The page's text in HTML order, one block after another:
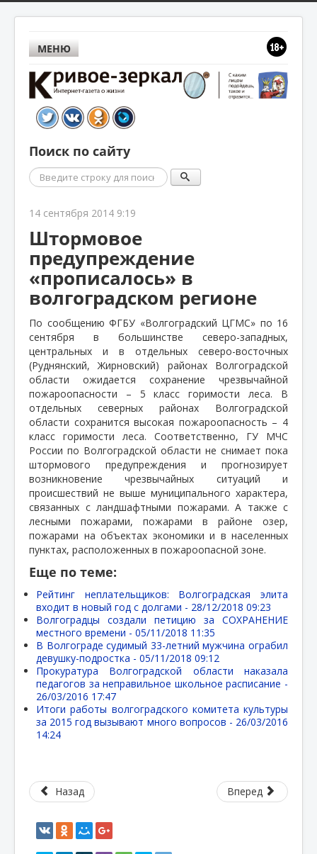
МЕНЮ
Поиск по сайту
Поиск
14 сентября 2014 9:19
Штормовое
предупреждение
«прописалось» в
волгоградском регионе
По сообщению ФГБУ «Волгоградский ЦГМС» по 16
сентября в большинстве северо-западных,
центральных и в отдельных северо-восточных
(Руднянский, Жирновский) районах Волгоградской
области ожидается сохранение чрезвычайной
пожароопасности – 5 класс горимости леса. В
отдельных северных районах Волгоградской
области сохранится высокая пожароопасность – 4
класс горимости леса. Соответственно, ГУ МЧС
России по Волгоградской области не снимает пока
штормового предупреждения и прогнозирует
возникновение чрезвычайных ситуаций и
происшествий не выше муниципального характера,
связанных с ландшафтными пожарами. А также с
лесными пожарами, пожарами в районе озер,
пожарами на объектах экономики и в населенных
пунктах, расположенных в пожароопасной зоне.
Еще по теме:
Рейтинг неплательщиков: Волгоградская элита
входит в новый год с долгами - 28/12/2018 09:23
Волгоградцы создали петицию за СОХРАНЕНИЕ
местного времени - 05/11/2018 11:35
В Волгограде судимый 33-летний мужчина ограбил
девушку-подростка - 05/11/2018 09:12
Прокуратура Волгоградской области наказала
педагогов за неправильное школьное расписание -
26/03/2016 17:47
Итоги работы волгоградского комитета культуры
за 2015 год вызывают много вопросов - 26/03/2016
14:24
Назад Вперед